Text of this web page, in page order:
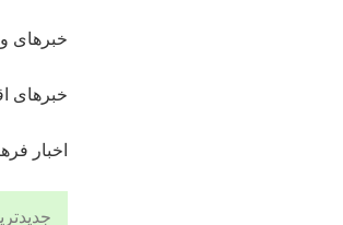
خبرهای
خبرهای
اخبار
جدیدترین